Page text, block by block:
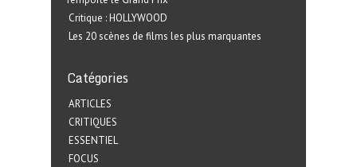
Critique : HOLLYWOOD
Les 20 scènes de films les plus marquantes
Catégories
ARTICLES
CRITIQUES
ESSENTIEL
FOCUS